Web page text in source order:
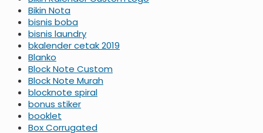
Bikin Nota
bisnis boba
bisnis laundry
bkalender cetak 2019
Blanko
Block Note Custom
Block Note Murah
blocknote spiral
bonus stiker
booklet
Box Corrugated